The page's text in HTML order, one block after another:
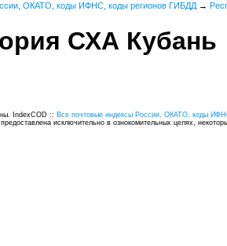
ОКАТО, коды ИФНС, коды регионов ГИБДД →
СХА Кубань
IndexCOD :: Все почтовые индексы России, ОКАТО, коды
исключительно в ознокомительных целях,